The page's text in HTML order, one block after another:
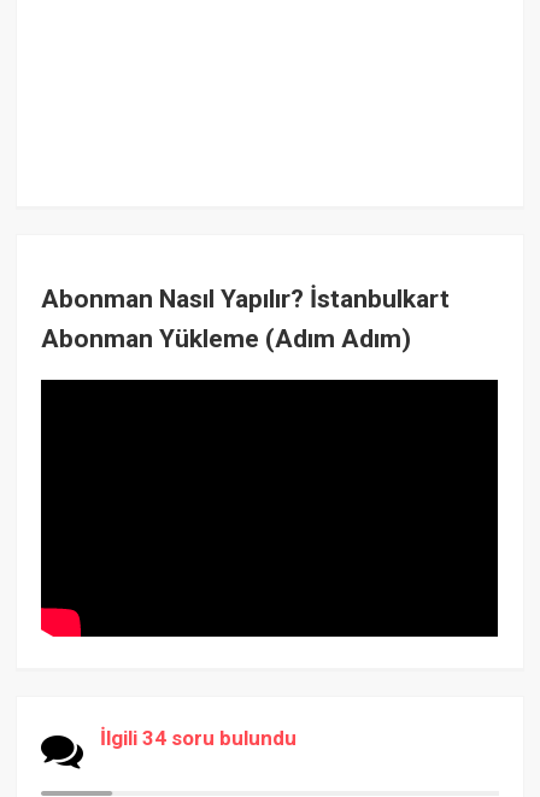
Abonman Nasıl Yapılır? İstanbulkart
Abonman Yükleme (Adım Adım)
İlgili 34 soru bulundu